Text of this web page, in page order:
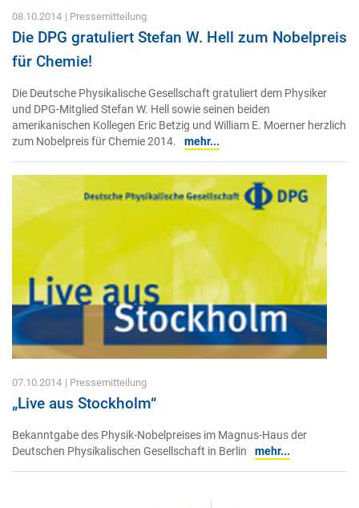
08.10.2014 | Pressemitteilung
Die DPG gratuliert Stefan W. Hell zum Nobelpreis
für Chemie!
Die Deutsche Physikalische Gesellschaft gratuliert dem Physiker
und DPG-Mitglied Stefan W. Hell sowie seinen beiden
amerikanischen Kollegen Eric Betzig und William E. Moerner herzlich
zum Nobelpreis für Chemie 2014.
mehr...
07.10.2014 | Pressemitteilung
„Live aus Stockholm“
Bekanntgabe des Physik-Nobelpreises im Magnus-Haus der
Deutschen Physikalischen Gesellschaft in Berlin
mehr...